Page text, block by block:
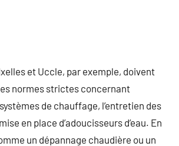
et Uccle, par exemple, doivent
normes strictes concernant
de chauffage, l’entretien des
en place d’adoucisseurs d’eau. En
un dépannage chaudière ou un